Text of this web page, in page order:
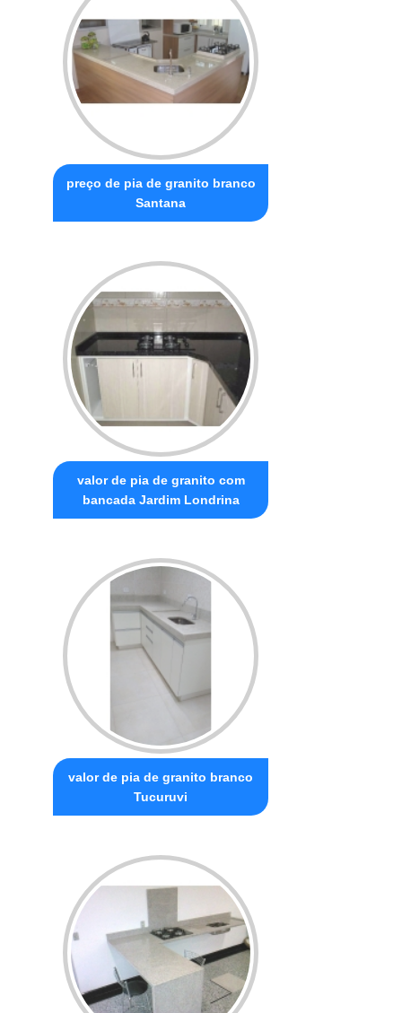
preço de pia de granito branco
Santana
valor de pia de granito com
bancada Jardim Londrina
valor de pia de granito branco
Tucuruvi